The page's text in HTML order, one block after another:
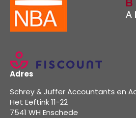
Adres
Schrey & Juffer Accountants en
Het Eeftink 11-22
7541 WH Enschede